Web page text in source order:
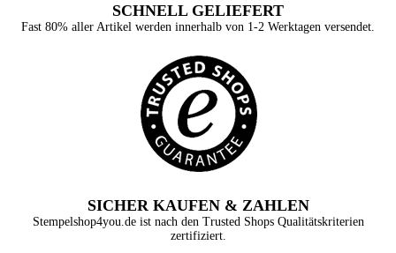
SCHNELL GELIEFERT
Fast 80% aller Artikel werden innerhalb von 1-2 Werktagen versendet.
SICHER KAUFEN & ZAHLEN
Stempelshop4you.de ist nach den Trusted Shops Qualitätskriterien
zertifiziert.